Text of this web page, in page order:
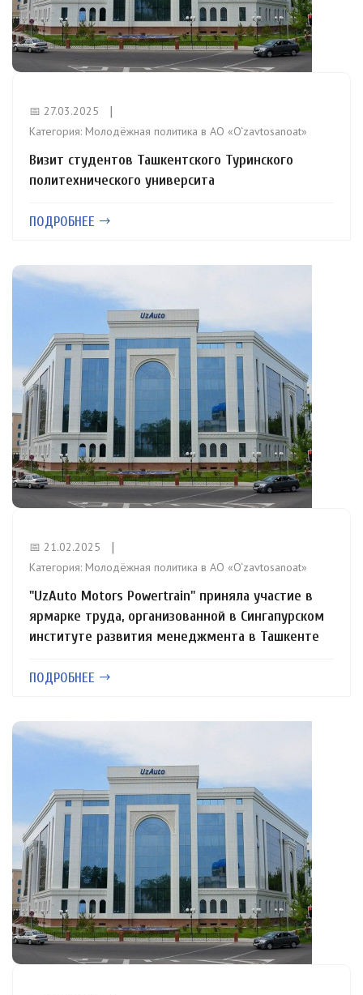
📅 27.03.2025
Категория: Молодёжная политика в АО «O‘zavtosanoat»
Визит студентов Ташкентского Туринского
политехнического университа
ПОДРОБНЕЕ
📅 21.02.2025
Категория: Молодёжная политика в АО «O‘zavtosanoat»
"UzAuto Motors Powertrain" приняла участие в
ярмарке труда, организованной в Сингапурском
институте развития менеджмента в Ташкенте
ПОДРОБНЕЕ